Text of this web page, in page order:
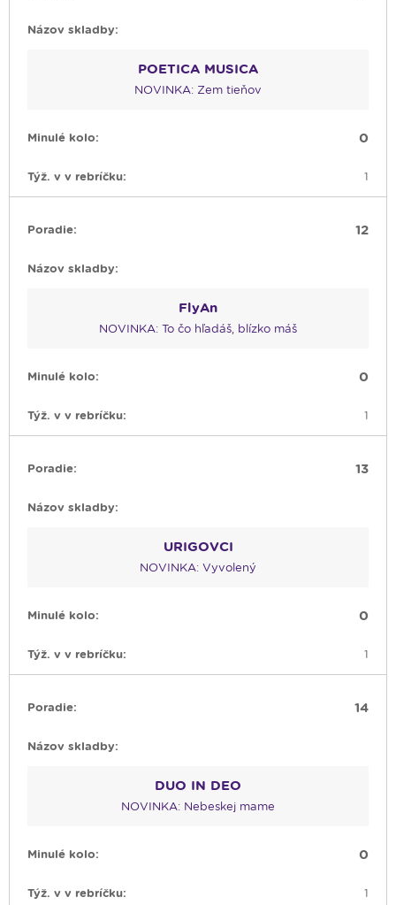
POETICA MUSICA
NOVINKA: Zem tieňov
0
1
12
FlyAn
NOVINKA: To čo hľadáš, blízko máš
0
1
13
URIGOVCI
NOVINKA: Vyvolený
0
1
14
DUO IN DEO
NOVINKA: Nebeskej mame
0
1